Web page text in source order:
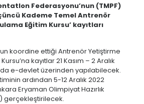
Federasyonu’nun (TMPF)
Kademe Temel Antrenör
Eğitim Kursu’ kayıtları
koordine ettiği Antrenör Yetiştirme
kayıtlar 21 Kasım – 2 Aralık
e-devlet üzerinden yapılabilecek.
ardından 5-12 Aralık 2022
Eryaman Olimpiyat Hazırlık
gerçekleştirilecek.